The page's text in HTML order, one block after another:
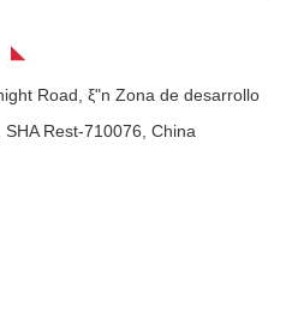
Road, ξ"n Zona de desarrollo
Rest-710076, China